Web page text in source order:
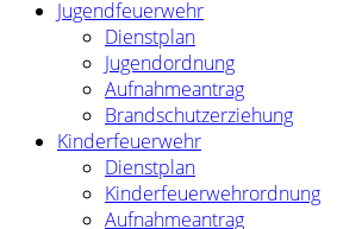
Jugendfeuerwehr
Dienstplan
Jugendordnung
Aufnahmeantrag
Brandschutzerziehung
Kinderfeuerwehr
Dienstplan
Kinderfeuerwehrordnung
Aufnahmeantrag